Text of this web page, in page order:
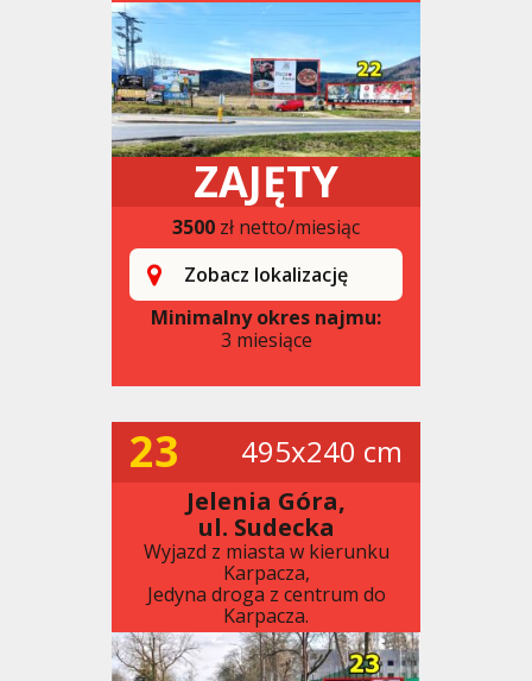
ZAJĘTY
3500 zł netto/miesiąc
Zobacz lokalizację
Minimalny okres najmu:
3 miesiące
23 495x240 cm
Jelenia Góra,
ul. Sudecka
Wyjazd z miasta w kierunku
Karpacza,
Jedyna droga z centrum do
Karpacza.